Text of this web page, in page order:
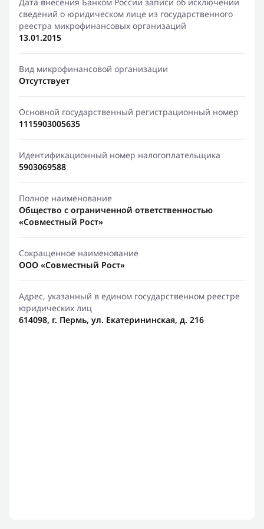
сведений о юридическом лице из государственного
реестра микрофинансовых организаций
13.01.2015
Вид микрофинансовой организации
Отсутствует
Основной государственный регистрационный номер
1115903005635
Идентификационный номер налогоплательщика
5903069588
Полное наименование
Общество с ограниченной ответственностью
«Совместный Рост»
Сокращенное наименование
ООО «Совместный Рост»
Адрес, указанный в едином государственном реестре
юридических лиц
614098, г. Пермь, ул. Екатерининская, д. 216